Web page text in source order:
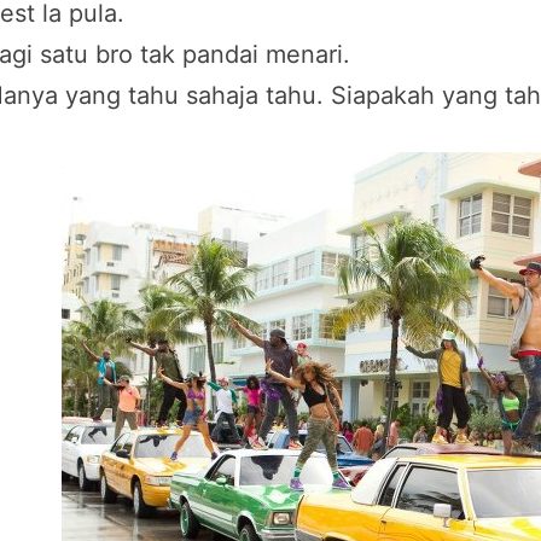
la pula.
satu bro tak pandai menari.
yang tahu sahaja tahu. Siapakah yang